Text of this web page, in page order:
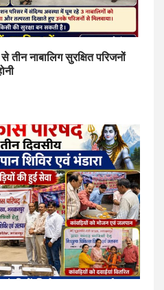
नाबालिग सुरक्षित परिजनों